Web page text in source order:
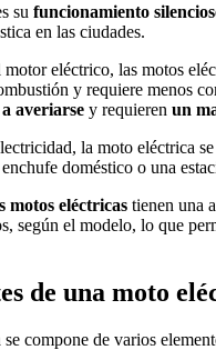
su funcionamiento
en las ciudades.
eléctrico, las motos
y requiere menos
averiarse y requieren un
la moto eléctrica
doméstico o una
motos eléctricas tienen una
según el modelo, lo que
de una moto
compone de varios